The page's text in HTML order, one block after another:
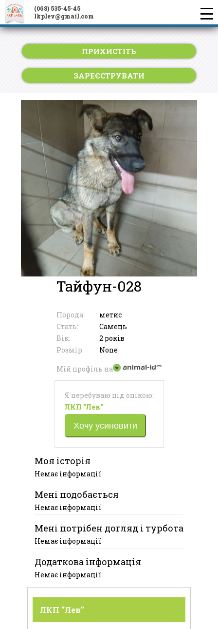
(068) 535-45-45
lkplev@gmail.com
ПРИХИСТІТЬ
ЗАРЕЄСТРУВАТИ
Тайфун-028
Порода:
Стать:
Вік:
Розмір:
метис
Самець
2 років
None
Мій профіль на
Я перебуваю під опікою:
ЛКП "Лев"
Хочу усиновити
Моя історія
Немає інформації
Мені подобається
Немає інформації
Мені потрібен догляд і турбота
Немає інформації
Додаткова інформація
Немає інформації
ЛКП "Лев"